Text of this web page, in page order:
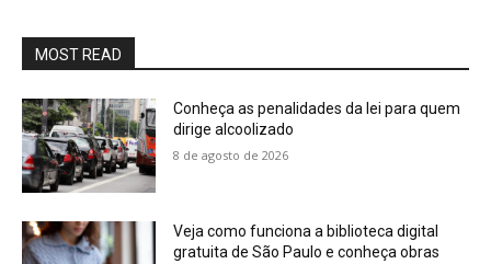
MOST READ
Conheça as penalidades da lei para quem
dirige alcoolizado
8 de agosto de 2026
Veja como funciona a biblioteca digital
gratuita de São Paulo e conheça obras